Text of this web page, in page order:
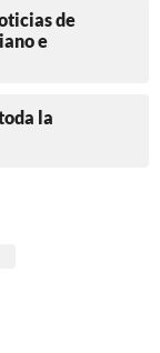
de
e
la